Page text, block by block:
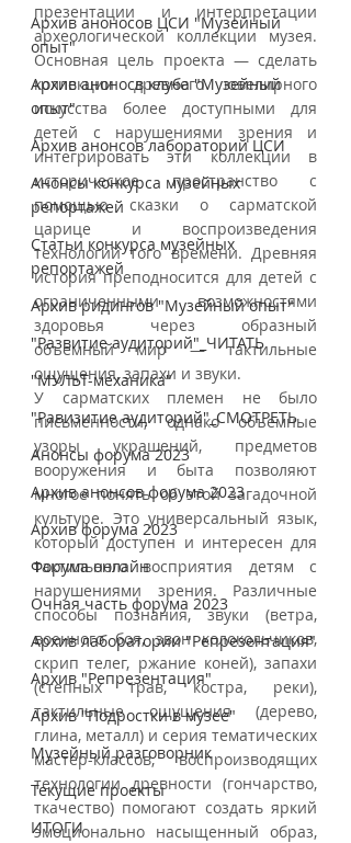
Архив аноносов ЦСИ "Музейный
опыт"
Архив аноносв клуба "Музейный
опыт"
Архив анонсов лабораторий ЦСИ
Анонсы конкурса музейных
репортажей
Статьи конкурса музейных
репортажей
Архив ридингов "Музейный опыт"
"Развитие аудиторий"_ЧИТАТЬ
"МУЛЬТ-механика"
"Равизитие аудиторий"_СМОТРЕТЬ
Анонсы форума 2023
Архив анонсов форума 2023
Архив форума 2023
Форума онлайн
Очная часть форума 2023
Архив лаборатории "Репрезентация"
Архив "Репрезентация"
Архив "Подростки в музее"
Музейный разговорник
Текущие проекты
ИТОГИ
презентации и интерпретации
археологической коллекции музея.
Основная цель проекта — сделать
коллекции древнего ювелирного
искусства более доступными для
детей с нарушениями зрения и
интегрировать эти коллекции в
историческое пространство с
помощью сказки о сарматской
царице и воспроизведения
технологий того времени. Древняя
история преподносится для детей с
ограниченными возможностями
здоровья через образный
объемный мир — тактильные
ощущения, запахи и звуки.
У сарматских племен не было
письменности, однако объемные
узоры украшений, предметов
вооружения и быта позволяют
многое понять об этой загадочной
культуре. Это универсальный язык,
который доступен и интересен для
тактильного восприятия детям с
нарушениями зрения. Различные
способы познания, звуки (ветра,
военного боя, звон колокольчиков,
скрип телег, ржание коней), запахи
(степных трав, костра, реки),
тактильные ощущения (дерево,
глина, металл) и серия тематических
мастер-классов, воспроизводящих
технологии древности (гончарство,
ткачество) помогают создать яркий
эмоционально насыщенный образ,